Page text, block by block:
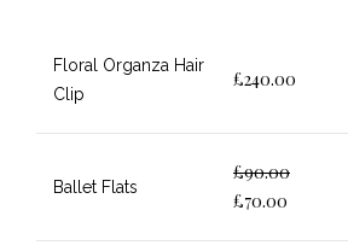
Floral Organza Hair
Clip
£240.00
Ballet Flats
£90.00
£70.00